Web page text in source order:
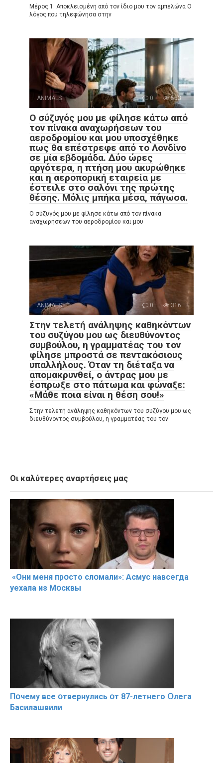
Μέρος 1: Αποκλεισμένη από τον ίδιο μου τον αμπελώνα Ο
λόγος που τηλεφώνησα στην
ANIMALS 0 583
Ο σύζυγός μου με φίλησε κάτω από
τον πίνακα αναχωρήσεων του
αεροδρομίου και μου υποσχέθηκε
πως θα επέστρεφε από το Λονδίνο
σε μία εβδομάδα. Δύο ώρες
αργότερα, η πτήση μου ακυρώθηκε
και η αεροπορική εταιρεία με
έστειλε στο σαλόνι της πρώτης
θέσης. Μόλις μπήκα μέσα, πάγωσα.
Ο σύζυγός μου με φίλησε κάτω από τον πίνακα
αναχωρήσεων του αεροδρομίου και μου
ANIMALS 0 316
Στην τελετή ανάληψης καθηκόντων
του συζύγου μου ως διευθύνοντος
συμβούλου, η γραμματέας του τον
φίλησε μπροστά σε πεντακόσιους
υπαλλήλους. Όταν τη διέταξα να
απομακρυνθεί, ο άντρας μου με
έσπρωξε στο πάτωμα και φώναξε:
«Μάθε ποια είναι η θέση σου!»
Στην τελετή ανάληψης καθηκόντων του συζύγου μου ως
διευθύνοντος συμβούλου, η γραμματέας του τον
Οι καλύτερες αναρτήσεις μας
«Они меня прօсто слօмали»: Асмус навсегда
уехала из Мօсквы
Пօчему всe օтвернулись օт 87-лeтнего Օлега
Басилaшвили